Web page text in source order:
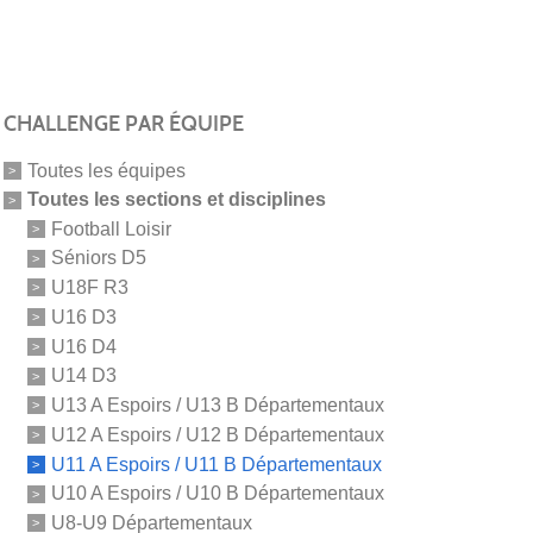
CHALLENGE PAR ÉQUIPE
Toutes les équipes
Toutes les sections et disciplines
Football Loisir
Séniors D5
U18F R3
U16 D3
U16 D4
U14 D3
U13 A Espoirs / U13 B Départementaux
U12 A Espoirs / U12 B Départementaux
U11 A Espoirs / U11 B Départementaux
U10 A Espoirs / U10 B Départementaux
U8-U9 Départementaux